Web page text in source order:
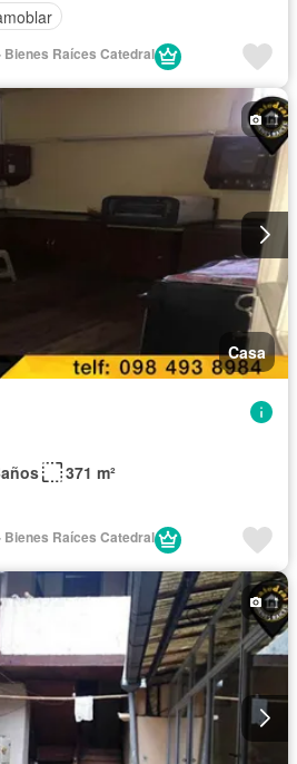
Bienes Raíces Catedral
Casa
371 m²
Bienes Raíces Catedral